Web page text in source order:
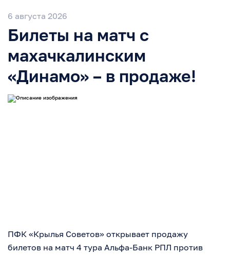
6 августа 2026
Билеты на матч с
махачкалинским
«Динамо» – в продаже!
ПФК «Крылья Советов» открывает продажу
билетов на матч 4 тура Альфа-Банк РПЛ против